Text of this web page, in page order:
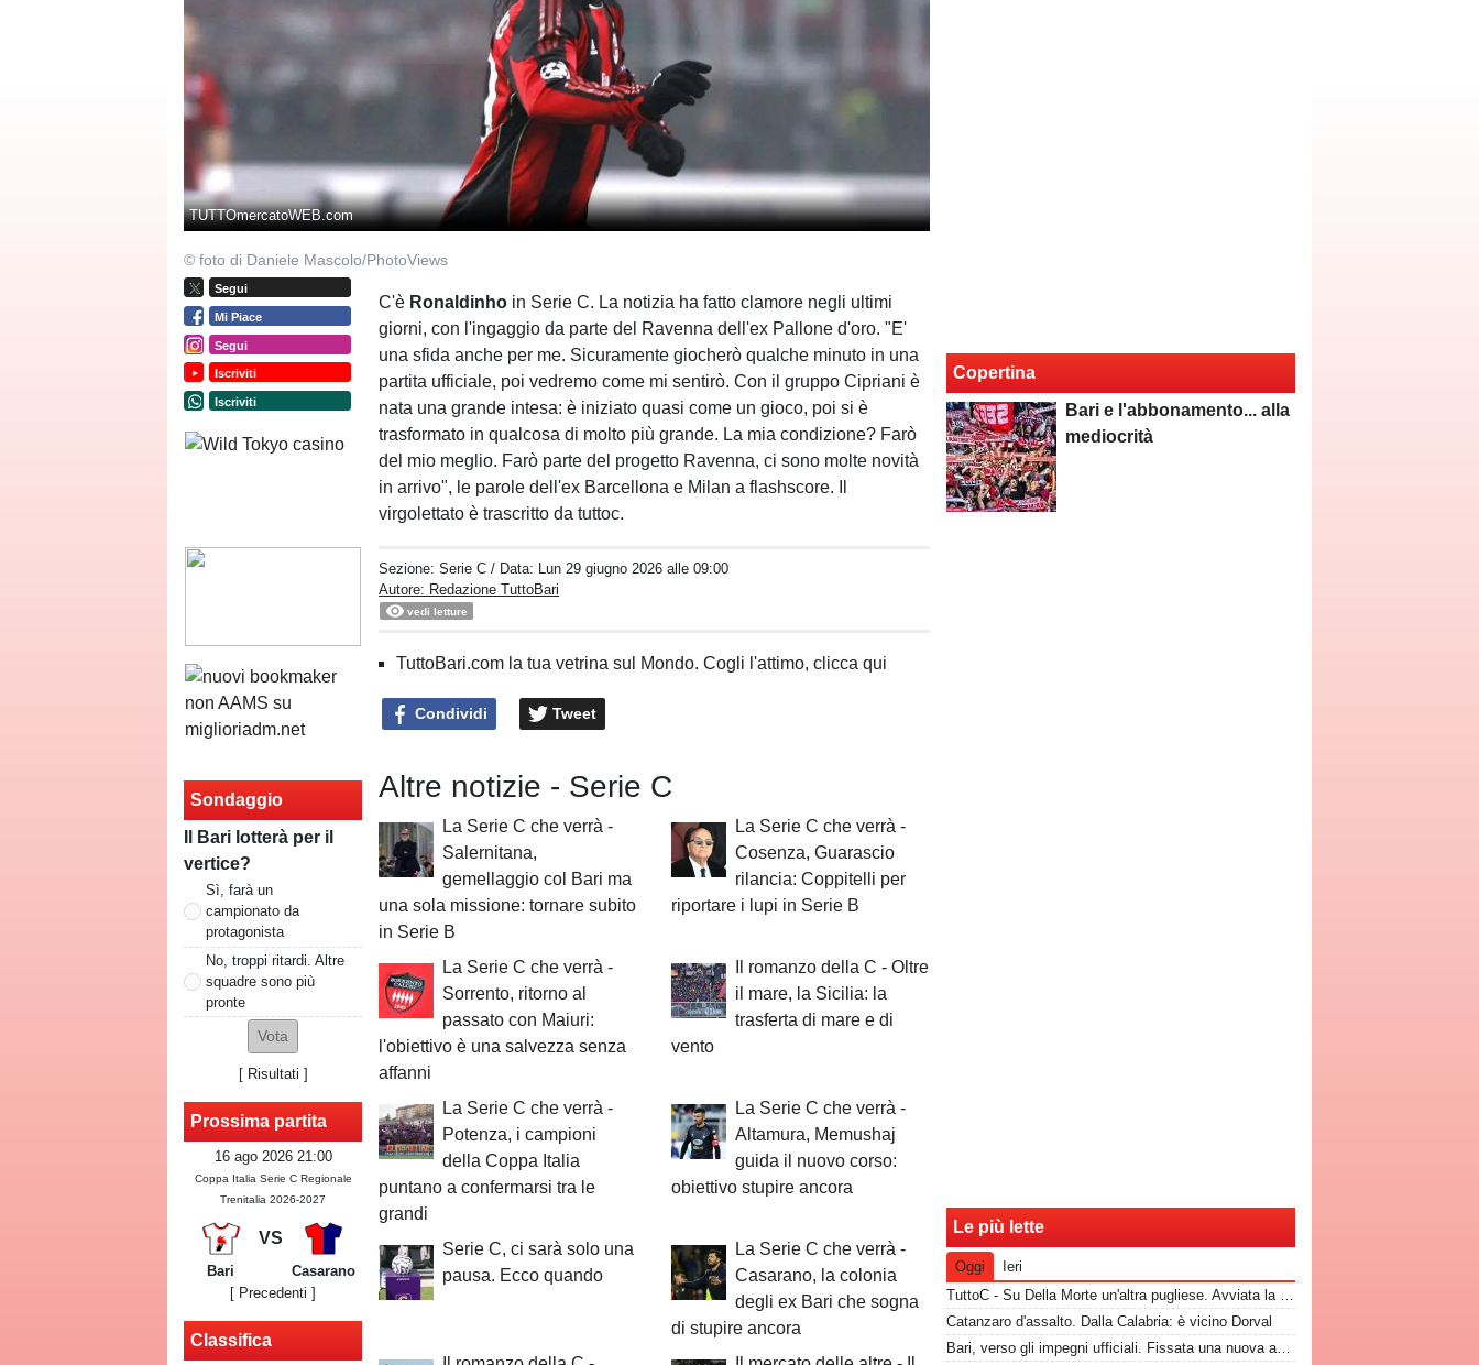
TUTTOmercatoWEB.com
© foto di Daniele Mascolo/PhotoViews
Segui
Mi Piace
Segui
Iscriviti
Iscriviti
Sondaggio
Il Bari lotterà per il
vertice?
Sì, farà un
campionato da
protagonista
No, troppi ritardi. Altre
squadre sono più
pronte
[ Risultati ]
Prossima partita
16 ago 2026 21:00
Coppa Italia Serie C Regionale
Trenitalia 2026-2027
VS
Bari
Casarano
[ Precedenti ]
Classifica
C'è Ronaldinho in Serie C. La notizia ha fatto clamore negli ultimi
giorni, con l'ingaggio da parte del Ravenna dell'ex Pallone d'oro. "E'
una sfida anche per me. Sicuramente giocherò qualche minuto in una
partita ufficiale, poi vedremo come mi sentirò. Con il gruppo Cipriani è
nata una grande intesa: è iniziato quasi come un gioco, poi si è
trasformato in qualcosa di molto più grande. La mia condizione? Farò
del mio meglio. Farò parte del progetto Ravenna, ci sono molte novità
in arrivo", le parole dell'ex Barcellona e Milan a flashscore. Il
virgolettato è trascritto da tuttoc.
Sezione:Serie C / Data: Lun 29 giugno 2026 alle 09:00
Autore: Redazione TuttoBari
vedi letture
TuttoBari.com la tua vetrina sul Mondo. Cogli l'attimo, clicca qui
Condividi Tweet
Altre notizie - Serie C
La Serie C che verrà -
Salernitana,
gemellaggio col Bari ma
una sola missione: tornare subito
in Serie B
La Serie C che verrà -
Cosenza, Guarascio
rilancia: Coppitelli per
riportare i lupi in Serie B
La Serie C che verrà -
Sorrento, ritorno al
passato con Maiuri:
l'obiettivo è una salvezza senza
affanni
Il romanzo della C - Oltre
il mare, la Sicilia: la
trasferta di mare e di
vento
La Serie C che verrà -
Potenza, i campioni
della Coppa Italia
puntano a confermarsi tra le
grandi
La Serie C che verrà -
Altamura, Memushaj
guida il nuovo corso:
obiettivo stupire ancora
Serie C, ci sarà solo una
pausa. Ecco quando
La Serie C che verrà -
Casarano, la colonia
degli ex Bari che sogna
di stupire ancora
Copertina
Bari e l'abbonamento... alla
mediocrità
Le più lette
Oggi
Ieri
TuttoC - Su Della Morte un'altra pugliese. Avviata la trattativa
Catanzaro d'assalto. Dalla Calabria: è vicino Dorval
Bari, verso gli impegni ufficiali. Fissata una nuova amichevole